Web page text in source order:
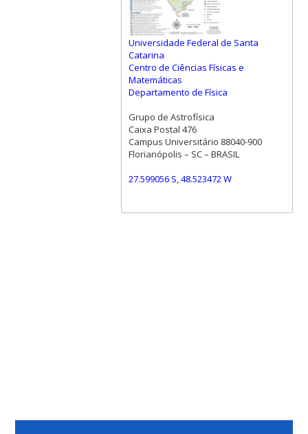
Universidade Federal de Santa
Catarina
Centro de Ciências Físicas e
Matemáticas
Departamento de Física
Grupo de Astrofísica
Caixa Postal 476
Campus Universitário 88040-900
Florianópolis – SC – BRASIL
27.599056 S, 48.523472 W